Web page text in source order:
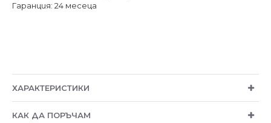
Гаранция: 24 месеца
ХАРАКТЕРИСТИКИ
КАК ДА ПОРЪЧАМ